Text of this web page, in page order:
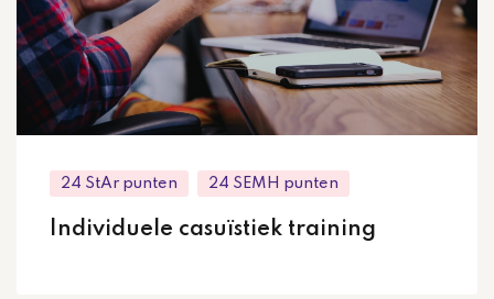
24 StAr punten 24 SEMH punten
Individuele casuïstiek training